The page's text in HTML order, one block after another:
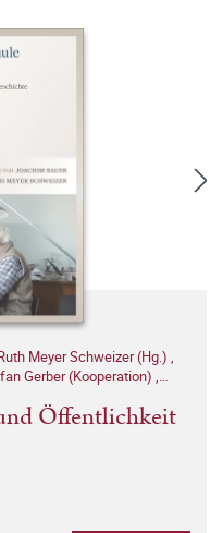
Meyer Schweizer (Hg.) ,
Gerber (Kooperation) ,
Öffentlichkeit